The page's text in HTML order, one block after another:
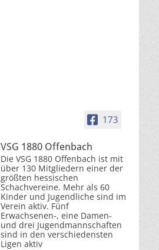
173
VSG 1880 Offenbach
Die VSG 1880 Offenbach ist mit
über 130 Mitgliedern einer der
größten hessischen
Schachvereine. Mehr als 60
Kinder und Jugendliche sind im
Verein aktiv. Fünf
Erwachsenen-, eine Damen-
und drei Jugendmannschaften
sind in den verschiedensten
Ligen aktiv